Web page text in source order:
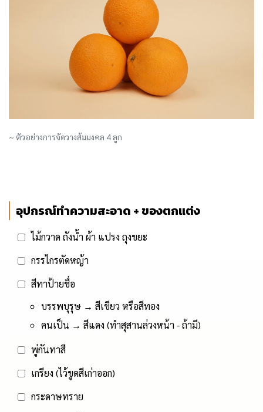
~ ตัวอย่างการจัดวางส้มมงคล 4 ลูก
อุปกรณ์ทำความสะอาด + ของตกแต่ง
ไม้กวาด ถังน้ำ ผ้า แปรง ถุงขยะ
กรรไกรตัดหญ้า
สีทาป้ายชื่อ
บรรพบุรุษ → สีเขียว หรือสีทอง
คนเป็น → สีแดง (ทำสุสานล่วงหน้า - ถ้ามี)
พู่กันทาสี
เกรียง (ไว้ขูดสีเก่าออก)
กระดาษทราย